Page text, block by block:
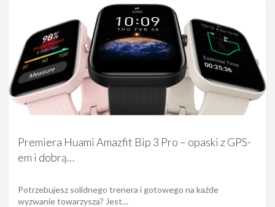
Premiera Huami Amazfit Bip 3 Pro – opaski z GPS-
em i dobrą…
Potrzebujesz solidnego trenera i gotowego na każde
wyzwanie towarzysza? Jest…